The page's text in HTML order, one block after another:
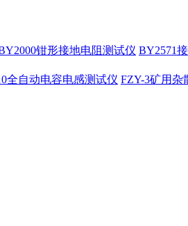
钳形接地电阻测试仪 BY2571
全自动电容电感测试仪 FZY-3矿用杂